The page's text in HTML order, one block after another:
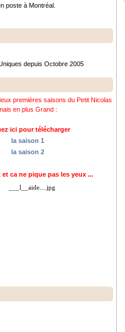
poste à Montréal.
depuis Octobre 2005
premières saisons du Petit Nicolas
en plus Grand :
ici pour télécharger
la saison 1
la saison 2
ca ne pique pas les yeux ...